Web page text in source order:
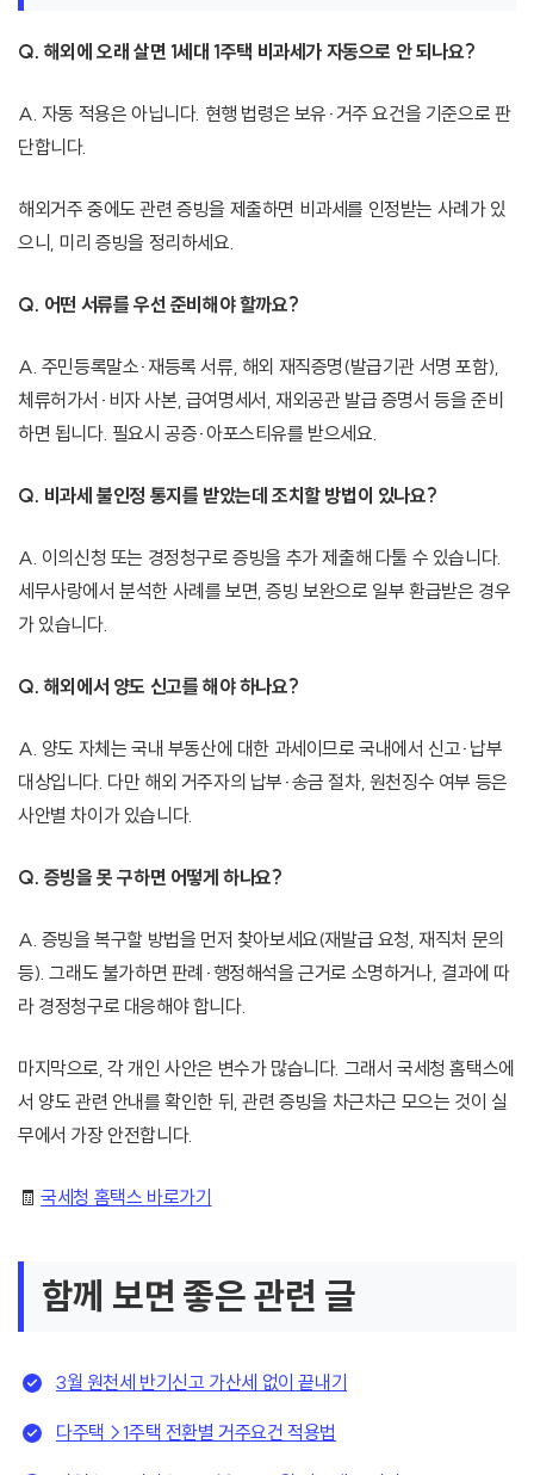
Q. 해외에 오래 살면 1세대 1주택 비과세가 자동으로 안 되나요?
A. 자동 적용은 아닙니다. 현행 법령은 보유·거주 요건을 기준으로 판
단합니다.
해외거주 중에도 관련 증빙을 제출하면 비과세를 인정받는 사례가 있
으니, 미리 증빙을 정리하세요.
Q. 어떤 서류를 우선 준비해야 할까요?
A. 주민등록말소·재등록 서류, 해외 재직증명(발급기관 서명 포함),
체류허가서·비자 사본, 급여명세서, 재외공관 발급 증명서 등을 준비
하면 됩니다. 필요시 공증·아포스티유를 받으세요.
Q. 비과세 불인정 통지를 받았는데 조치할 방법이 있나요?
A. 이의신청 또는 경정청구로 증빙을 추가 제출해 다툴 수 있습니다.
세무사랑에서 분석한 사례를 보면, 증빙 보완으로 일부 환급받은 경우
가 있습니다.
Q. 해외에서 양도 신고를 해야 하나요?
A. 양도 자체는 국내 부동산에 대한 과세이므로 국내에서 신고·납부
대상입니다. 다만 해외 거주자의 납부·송금 절차, 원천징수 여부 등은
사안별 차이가 있습니다.
Q. 증빙을 못 구하면 어떻게 하나요?
A. 증빙을 복구할 방법을 먼저 찾아보세요(재발급 요청, 재직처 문의
등). 그래도 불가하면 판례·행정해석을 근거로 소명하거나, 결과에 따
라 경정청구로 대응해야 합니다.
마지막으로, 각 개인 사안은 변수가 많습니다. 그래서 국세청 홈택스에
서 양도 관련 안내를 확인한 뒤, 관련 증빙을 차근차근 모으는 것이 실
무에서 가장 안전합니다.
🧾국세청 홈택스 바로가기
함께 보면 좋은 관련 글
3월 원천세 반기신고 가산세 없이 끝내기
다주택→1주택 전환별 거주요건 적용법